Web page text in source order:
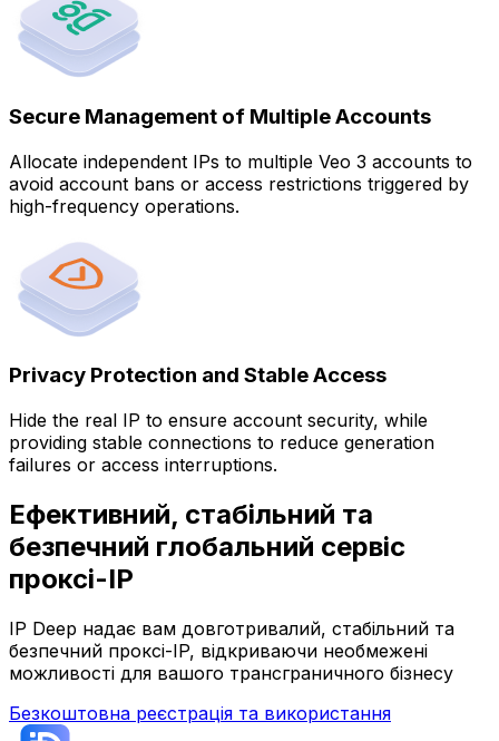
Secure Management of Multiple Accounts
Allocate independent IPs to multiple Veo 3 accounts to
avoid account bans or access restrictions triggered by
high-frequency operations.
Privacy Protection and Stable Access
Hide the real IP to ensure account security, while
providing stable connections to reduce generation
failures or access interruptions.
Ефективний, стабільний та
безпечний глобальний сервіс
проксі-IP
IP Deep надає вам довготривалий, стабільний та
безпечний проксі-IP, відкриваючи необмежені
можливості для вашого трансграничного бізнесу
Безкоштовна реєстрація та використання